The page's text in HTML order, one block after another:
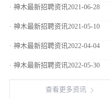
· 神木最新招聘资讯2021-06-28
· 神木最新招聘资讯2021-05-10
· 神木最新招聘资讯2022-04-04
· 神木最新招聘资讯2022-05-30
查看更多资讯